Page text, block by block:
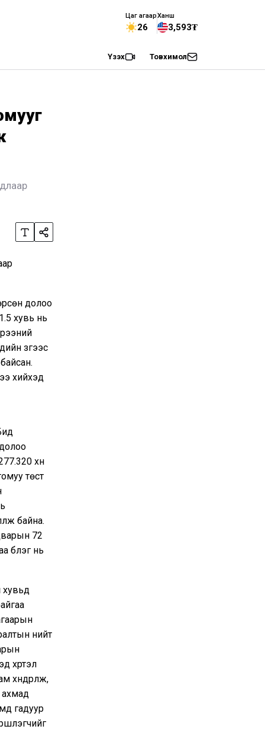
Цаг агаар
26
Ханш
3,593₮
Үзэх Товхимол
долоо
хувь нь
зүгээс
хийхэд
хүн
төст
байна.
72
бүлэг нь
хувьд
нийт
хүртэл
ахмад
гадуур